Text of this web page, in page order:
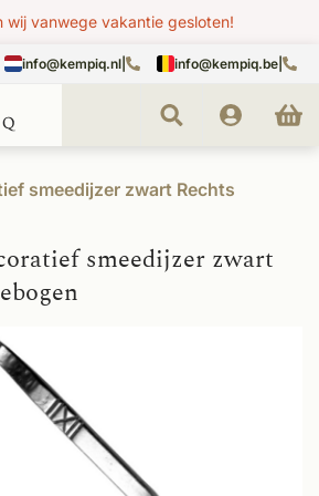
wij vanwege vakantie gesloten!
info@kempiq.nl info@kempiq.be
smeedijzer zwart Rechts
smeedijzer zwart